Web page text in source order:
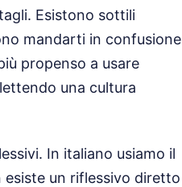
Esistono sottili
mandarti in confusione
propenso a usare
una cultura
In italiano usiamo il
un riflessivo diretto